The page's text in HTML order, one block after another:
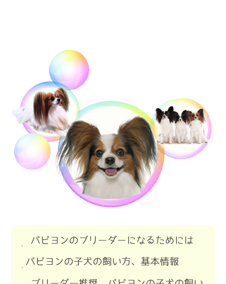
パピヨンのブリーダーになるためには
パピヨンのブリーダーになるため
パピヨンの子犬の飼い方、基本情報
パピヨンは飼いやすい小型犬